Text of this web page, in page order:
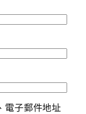
電子郵件地址